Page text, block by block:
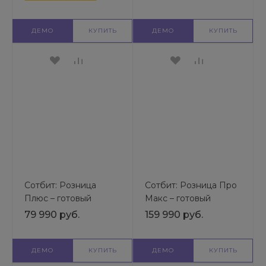
универсального сайта
ДЕМО КУПИТЬ ДЕМО КУПИТЬ
Сотбит: Розница
Плюс – готовый
шаблон интернет-
шаблон
универсального сайта
79 990 руб.
ДЕМО КУПИТЬ
Сотбит: Розница Про
Макс – готовый
шаблон интернет-
шаблон
универсального сайта
159 990 руб.
ДЕМО КУПИТЬ